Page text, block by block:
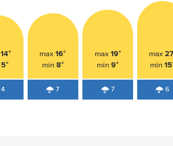
14°
5°
4
max16°
min 8°
7
max 19°
min9°
7
max
min
6